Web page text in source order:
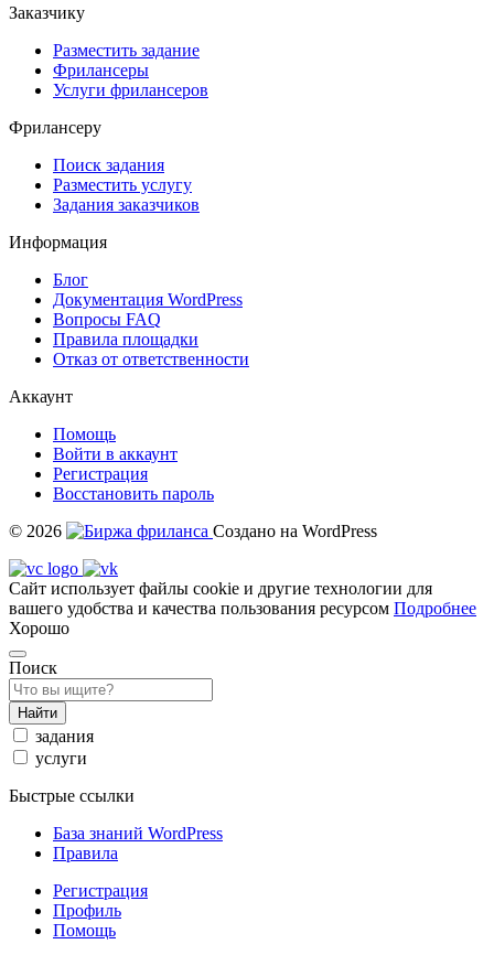
Заказчику
Разместить задание
Фрилансеры
Услуги фрилансеров
Фрилансеру
Поиск задания
Разместить услугу
Задания заказчиков
Информация
Блог
Документация WordPress
Вопросы FAQ
Правила площадки
Отказ от ответственности
Аккаунт
Помощь
Войти в аккаунт
Регистрация
Восстановить пароль
© 2026
Создано на WordPress
Сайт использует файлы cookie и другие технологии для
вашего удобства и качества пользования ресурсом Подробнее
Хорошо
Поиск
Найти
задания
услуги
Быстрые ссылки
База знаний WordPress
Правила
Регистрация
Профиль
Помощь